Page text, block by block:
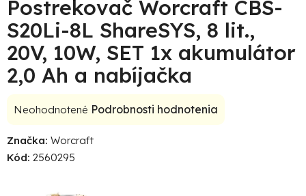
Postrekovač Worcraft CBS-
S20Li-8L ShareSYS, 8 lit.,
20V, 10W, SET 1x akumulátor
2,0 Ah a nabíjačka
Priemerné
produktu
je
Neohodnotené Podrobnosti hodnotenia
Značka: Worcraft
Kód: 2560295